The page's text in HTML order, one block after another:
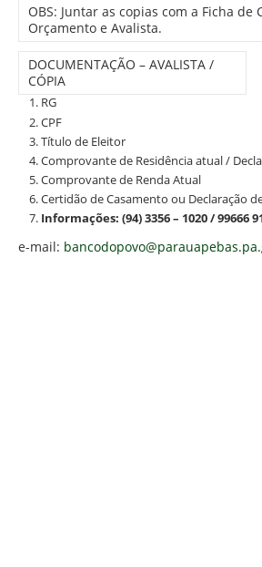
OBS: Juntar as copias com a Ficha de
Orçamento e Avalista.
DOCUMENTAÇÃO – AVALISTA /
CÓPIA
RG
CPF
Título de Eleitor
Comprovante de Residência atual /
Comprovante de Renda Atual
Certidão de Casamento ou Declaração
Informações: (94) 3356 – 1020 / 99666
e-mail: